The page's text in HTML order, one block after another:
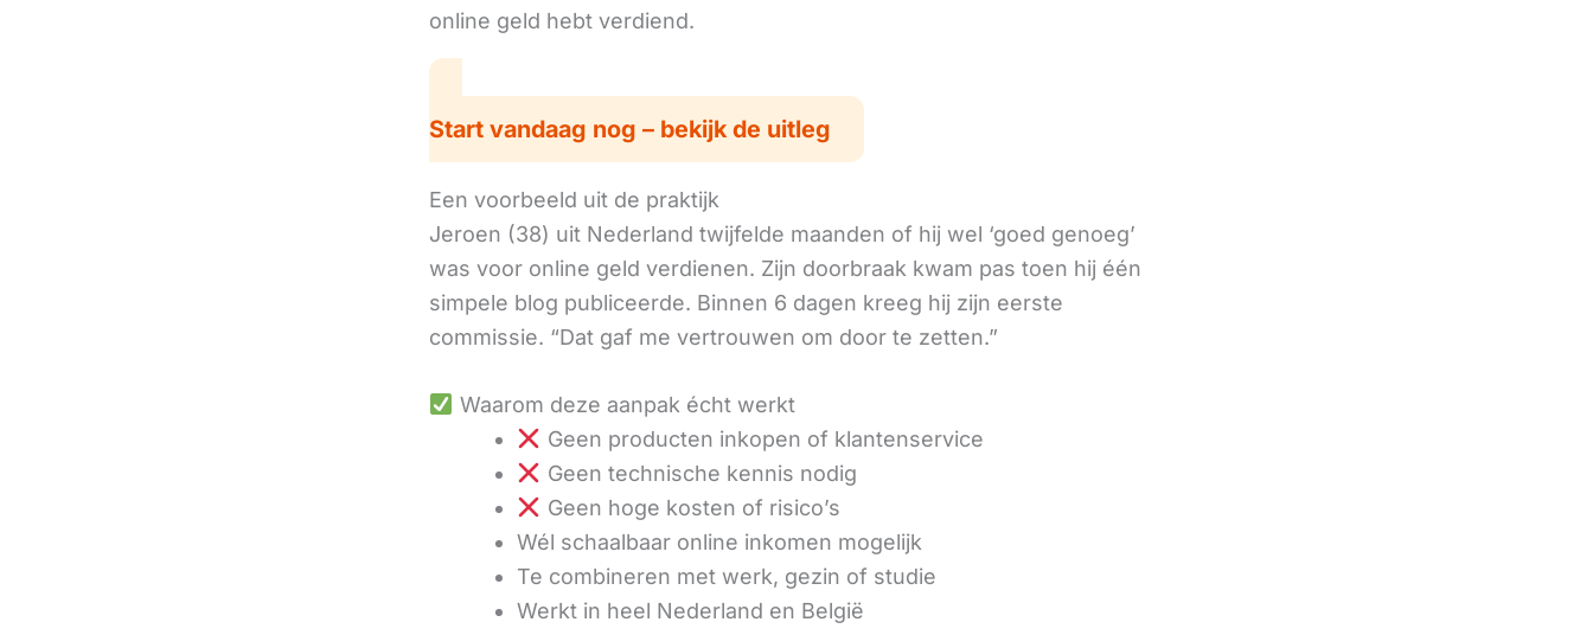
online geld hebt verdiend.
Start vandaag nog – bekijk de uitleg
Een voorbeeld uit de praktijk
Jeroen (38) uit Nederland twijfelde maanden of hij wel ‘goed genoeg’
was voor online geld verdienen. Zijn doorbraak kwam pas toen hij één
simpele blog publiceerde. Binnen 6 dagen kreeg hij zijn eerste
commissie. “Dat gaf me vertrouwen om door te zetten.”
Waarom deze aanpak écht werkt
Geen producten inkopen of klantenservice
Geen technische kennis nodig
Geen hoge kosten of risico’s
Wél schaalbaar online inkomen mogelijk
Te combineren met werk, gezin of studie
Werkt in heel Nederland en België